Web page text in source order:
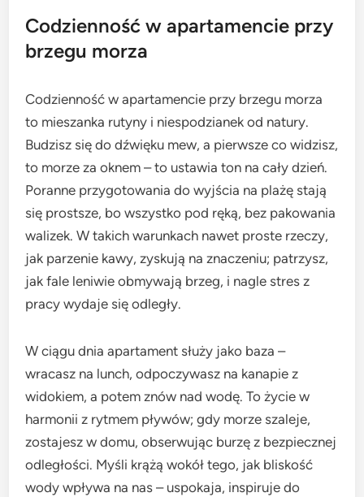
Codzienność w apartamencie przy
brzegu morza
Codzienność w apartamencie przy brzegu morza
to mieszanka rutyny i niespodzianek od natury.
Budzisz się do dźwięku mew, a pierwsze co widzisz,
to morze za oknem – to ustawia ton na cały dzień.
Poranne przygotowania do wyjścia na plażę stają
się prostsze, bo wszystko pod ręką, bez pakowania
walizek. W takich warunkach nawet proste rzeczy,
jak parzenie kawy, zyskują na znaczeniu; patrzysz,
jak fale leniwie obmywają brzeg, i nagle stres z
pracy wydaje się odległy.
W ciągu dnia apartament służy jako baza –
wracasz na lunch, odpoczywasz na kanapie z
widokiem, a potem znów nad wodę. To życie w
harmonii z rytmem pływów; gdy morze szaleje,
zostajesz w domu, obserwując burzę z bezpiecznej
odległości. Myśli krążą wokół tego, jak bliskość
wody wpływa na nas – uspokaja, inspiruje do